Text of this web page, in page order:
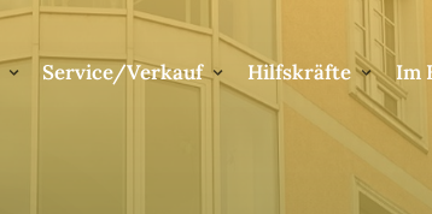
Service/Verkauf Hilfskräfte Im